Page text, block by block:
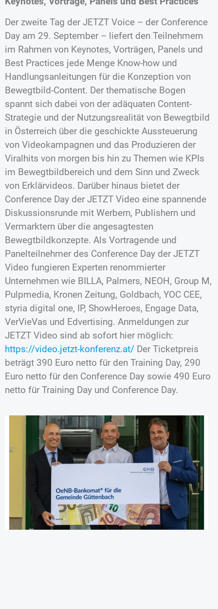
Der zweite Tag der JETZT Voice – der Conference
Day am 29. September – liefert den Teilnehmern
im Rahmen von Keynotes, Vorträgen, Panels und
Best Practices jede Menge Know-how und
Handlungsanleitungen für die Konzeption von
Bewegtbild-Content. Der thematische Bogen
spannt sich dabei von der adäquaten Content-
Strategie und der Nutzungsrealität von Bewegtbild
in Österreich über die geschickte Aussteuerung
von Videokampagnen und das Produzieren der
Viralhits von morgen bis hin zu Themen wie KPIs
im Bewegtbildbereich und dem Sinn und Zweck
von Erklärvideos. Darüber hinaus bietet der
Conference Day der JETZT Video eine spannende
Diskussionsrunde mit Werbern, Publishern und
Vermarktern über die angesagtesten
Bewegtbildkonzepte. Als Vortragende und
Panelteilnehmer des Conference Day der JETZT
Video fungieren Experten renommierter
Unternehmen wie BILLA, Palmers, NEOH, Group M,
Pulpmedia, Kronen Zeitung, Goldbach, YOC CEE,
styria digital one, IP, ShowHeroes, Engage Data,
VerVieVas und Edvertising. Anmeldungen zur
JETZT Video sind ab sofort hier möglich:
https://video.jetzt-konferenz.at/ Der Ticketpreis
beträgt 390 Euro netto für den Training Day, 290
Euro netto für den Conference Day sowie 490 Euro
netto für Training Day und Conference Day.